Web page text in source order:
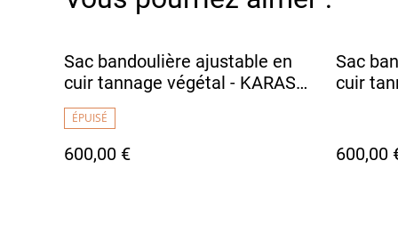
Sac bandoulière ajustable en
cuir tannage végétal - KARASU
Bleu Vif
ÉPUISÉ
600,00 €
Sac
cuir
600,00